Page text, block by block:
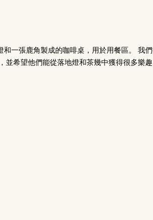
一張鹿角製成的咖啡桌，用於用餐區。 我
希望他們能從落地燈和茶幾中獲得很多樂趣